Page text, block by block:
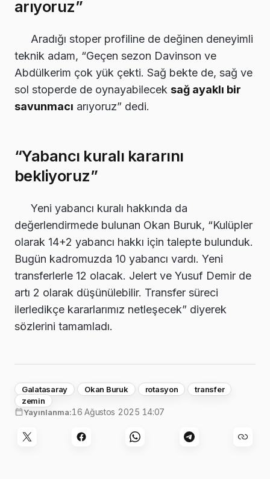
arıyoruz”
Aradığı stoper profiline de değinen deneyimli
teknik adam, “Geçen sezon Davinson ve
Abdülkerim çok yük çekti. Sağ bekte de, sağ ve
sol stoperde de oynayabilecek sağ ayaklı bir
savunmacı arıyoruz” dedi.
“Yabancı kuralı kararını
bekliyoruz”
Yeni yabancı kuralı hakkında da
değerlendirmede bulunan Okan Buruk, “Kulüpler
olarak 14+2 yabancı hakkı için talepte bulunduk.
Bugün kadromuzda 10 yabancı vardı. Yeni
transferlerle 12 olacak. Jelert ve Yusuf Demir de
artı 2 olarak düşünülebilir. Transfer süreci
ilerledikçe kararlarımız netleşecek” diyerek
sözlerini tamamladı.
Galatasaray Okan Buruk rotasyon
transfer
zemin
Yayınlanma:16 Ağustos 2025 14:07